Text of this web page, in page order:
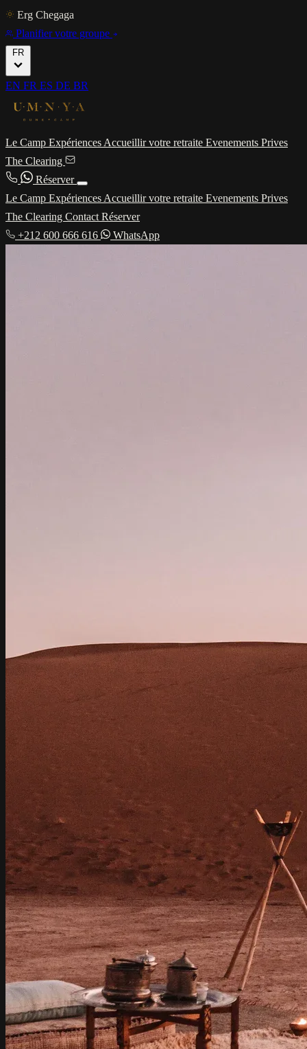
Erg Chegaga
Planifier votre groupe
FR
EN FR ES DE BR
Le Camp Expériences Accueillir votre retraite Evenements Prives
The Clearing
Réserver
Le Camp Expériences Accueillir votre retraite Evenements Prives
The Clearing Contact Réserver
+212 600 666 616
WhatsApp